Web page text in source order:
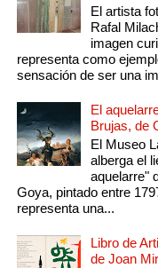
El artista
Rafal
imagen
representa como
sensación de ser una
El
Brujas, de
El Museo
alberga el
aquelarre"
Goya, pintado entre
representa una...
Libro de
de Joan